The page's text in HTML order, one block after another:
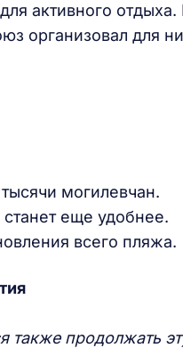
активного отдыха.
организовал для
могилевчан.
станет еще удобнее.
всего пляжа.
также продолжать